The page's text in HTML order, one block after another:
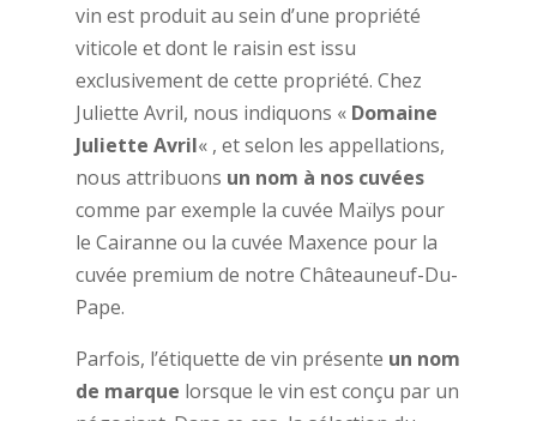
vin est produit au sein d’une propriété
viticole et dont le raisin est issu
exclusivement de cette propriété. Chez
Juliette Avril, nous indiquons « Domaine
Juliette Avril« , et selon les appellations,
nous attribuons un nom à nos cuvées
comme par exemple la cuvée Maïlys pour
le Cairanne ou la cuvée Maxence pour la
cuvée premium de notre Châteauneuf-Du-
Pape.
Parfois, l’étiquette de vin présente un nom
de marque lorsque le vin est conçu par un